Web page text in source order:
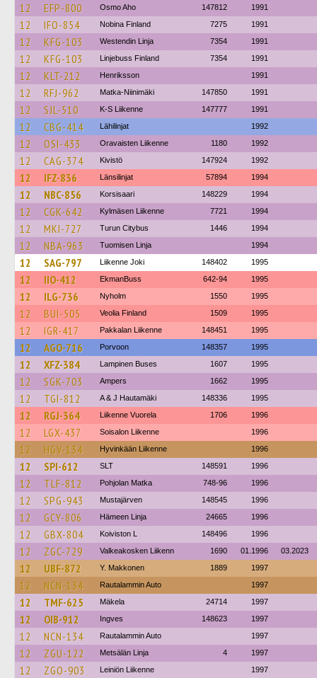
12 EFP-800 Osmo Aho 147812 1991
12 IFO-854 Nobina Finland 7275 1991
12 KFG-103 Westendin Linja 7354 1991
12 KFG-103 Linjebuss Finland 7354 1991
12 KLT-212 Henriksson 1991
12 RFJ-962 Matka-Niinimäki 147850 1991
12 SJL-510 K-S Liikenne 147777 1991
12 CBG-414 Lähilinjat 1992
12 OSI-433 Oravaisten Liikenne 1180 1992
12 CAG-374 Kivistö 147924 1992
12 IFZ-836 Länsilinjat 57894 1994
12 NBC-856 Korsisaari 148229 1994
12 CGK-642 Kylmäsen Liikenne 7721 1994
12 MKI-727 Turun Citybus 1446 1994
12 NBA-963 Tuomisen Linja 1994
12 SAG-797 Liikenne Joki 148402 1995
12 IIO-412 EkmanBuss 642-94 1995
12 ILG-736 Nyholm 1550 1995
12 BUI-505 Veolia Finland 1509 1995
12 IGR-417 Pakkalan Liikenne 148451 1995
12 AGO-716 Porvoon 148357 1995
12 XFZ-384 Lampinen Buses 1607 1995
12 SGK-703 Ampers 1662 1995
12 TGI-812 A & J Hautamäki 148336 1995
12 RGJ-364 Liikenne Vuorela 1706 1996
12 LGX-437 Soisalon Liikenne 1996
12 HGV-134 Hyvinkään Liikenne 1996
12 SPI-612 SLT 148591 1996
12 TLF-812 Pohjolan Matka 748-96 1996
12 SPG-943 Mustajärven 148545 1996
12 GCY-806 Hämeen Linja 24665 1996
12 GBX-804 Koiviston L 148496 1996
12 ZGC-729 Valkeakosken Liikenn 1690 01.1996 03.2023
12 UBF-872 Y. Makkonen 1889 1997
12 NCN-134 Rautalammin Auto 1997
12 TMF-625 Mäkela 24714 1997
12 OIB-912 Ingves 148623 1997
12 NCN-134 Rautalammin Auto 1997
12 ZGU-122 Metsälän Linja 4 1997
12 ZGO-903 Leiniön Liikenne 1997